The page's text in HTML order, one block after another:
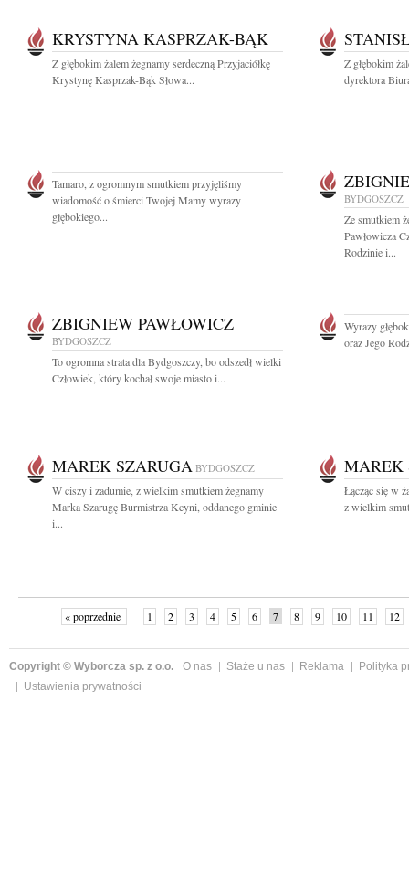
KRYSTYNA KASPRZAK-BĄK
Z głębokim żalem żegnamy serdeczną Przyjaciółkę
Krystynę Kasprzak-Bąk Słowa...
Z głębokim
dyrektora
Tamaro, z ogromnym smutkiem przyjęliśmy
wiadomość o śmierci Twojej Mamy wyrazy
głębokiego...
BYDGOSZCZ
Ze smutkiem
Pawłowicza
Rodzinie i...
ZBIGNIEW PAWŁOWICZ
BYDGOSZCZ
To ogromna strata dla Bydgoszczy, bo odszedł wielki
Człowiek, który kochał swoje miasto i...
Wyrazy
oraz Jego
MAREK SZARUGA BYDGOSZCZ
W ciszy i zadumie, z wielkim smutkiem żegnamy
Marka Szarugę Burmistrza Kcyni, oddanego gminie
i...
MAREK
Łącząc się w
z wielkim
« poprzednie 1 2 3 4 5 6 7 8 9 10 11 12
Copyright © Wyborcza sp. z o.o. O nas Staże u nas Reklama
Polityka
Ustawienia prywatności